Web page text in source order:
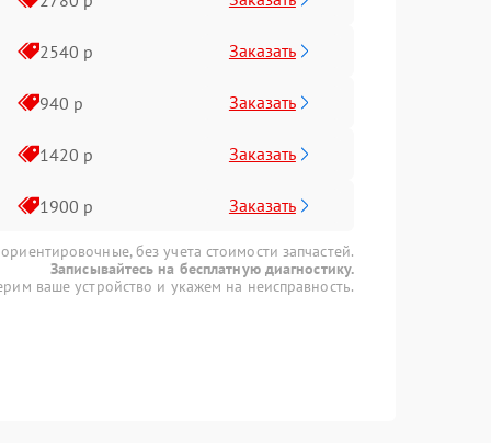
2540 р Заказать
940 р Заказать
1420 р Заказать
1900 р Заказать
без учета стоимости запчастей.
Записывайтесь на бесплатную диагностику.
ваше устройство и укажем на неисправность.